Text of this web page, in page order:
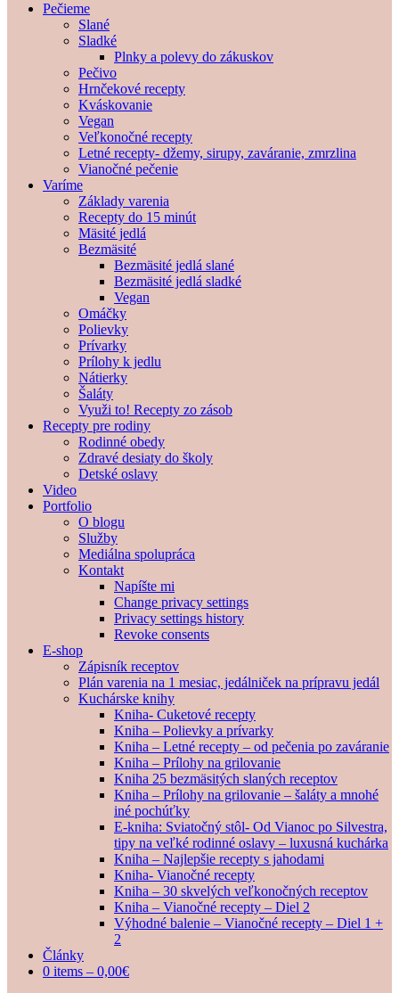
Pečieme
Slané
Sladké
Plnky a polevy do zákuskov
Pečivo
Hrnčekové recepty
Kváskovanie
Vegan
Veľkonočné recepty
Letné recepty- džemy, sirupy, zaváranie, zmrzlina
Vianočné pečenie
Varíme
Základy varenia
Recepty do 15 minút
Mäsité jedlá
Bezmäsité
Bezmäsité jedlá slané
Bezmäsité jedlá sladké
Vegan
Omáčky
Polievky
Prívarky
Prílohy k jedlu
Nátierky
Šaláty
Využi to! Recepty zo zásob
Recepty pre rodiny
Rodinné obedy
Zdravé desiaty do školy
Detské oslavy
Video
Portfolio
O blogu
Služby
Mediálna spolupráca
Kontakt
Napíšte mi
Change privacy settings
Privacy settings history
Revoke consents
E-shop
Zápisník receptov
Plán varenia na 1 mesiac, jedálniček na prípravu jedál
Kuchárske knihy
Kniha- Cuketové recepty
Kniha – Polievky a prívarky
Kniha – Letné recepty – od pečenia po zaváranie
Kniha – Prílohy na grilovanie
Kniha 25 bezmäsitých slaných receptov
Kniha – Prílohy na grilovanie – šaláty a mnohé
iné pochúťky
E-kniha: Sviatočný stôl- Od Vianoc po Silvestra,
tipy na veľké rodinné oslavy – luxusná kuchárka
Kniha – Najlepšie recepty s jahodami
Kniha- Vianočné recepty
Kniha – 30 skvelých veľkonočných receptov
Kniha – Vianočné recepty – Diel 2
Výhodné balenie – Vianočné recepty – Diel 1 +
2
Články
0 items – 0,00€